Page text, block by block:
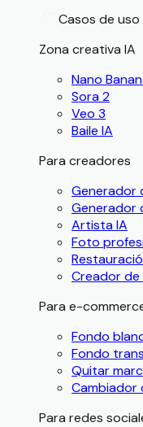
Casos de uso
Zona creativa IA
Nano
Sora 2
Veo 3
Baile IA
Para creadores
Generador
Generador
Artista IA
Foto
Creador
Para e-
Fondo
Fondo
Quitar
Cambiador
Para redes